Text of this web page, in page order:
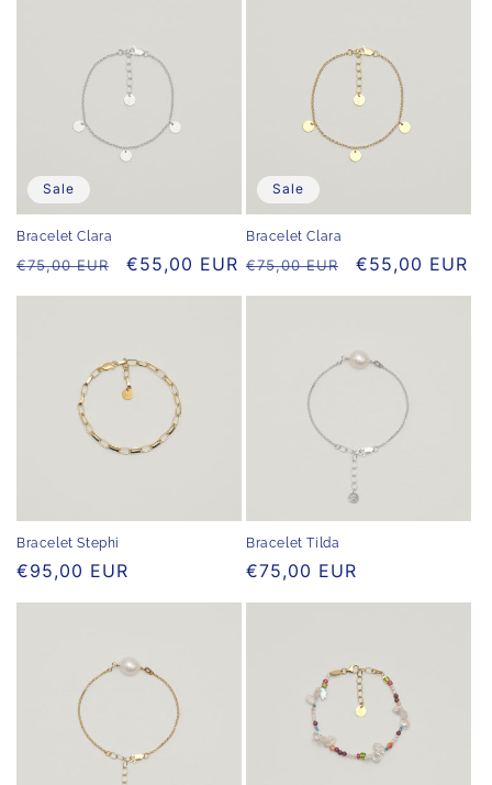
Sale
Bracelet Clara
Normaler
€75,00 EUR Verkaufspreis
€55,00 EUR
Sale
Bracelet Clara
Normaler
€75,00 EUR Verkaufspreis
€55,00 EUR
Bracelet Stephi
Normaler
€95,00 EUR
Bracelet Tilda
Normaler
€75,00 EUR